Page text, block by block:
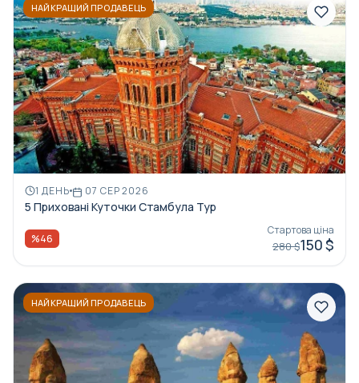
НАЙКРАЩИЙ ПРОДАВЕЦЬ
1 ДЕНЬ 07 СЕР 2026
5 Приховані Куточки Стамбула Тур
%46
Стартова ціна
280 $150 $
НАЙКРАЩИЙ ПРОДАВЕЦЬ